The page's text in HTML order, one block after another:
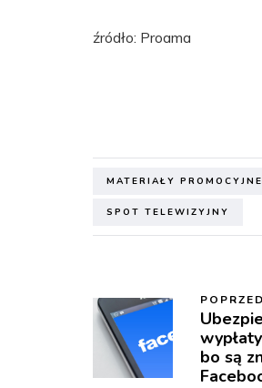
źródło: Proama
MATERIAŁY PROMOCYJNE
SPOT TELEWIZYJNY
bo są